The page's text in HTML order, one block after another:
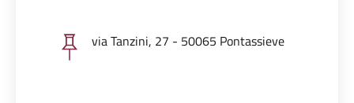
via Tanzini, 27 - 50065 Pontassieve